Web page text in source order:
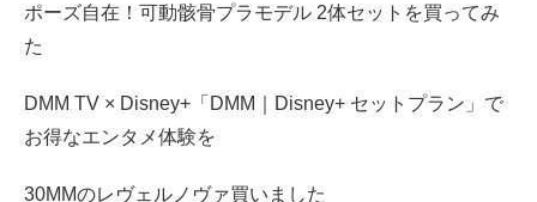
ポーズ自在！可動骸骨プラモデル 2体セットを買ってみ
た
DMM TV × Disney+「DMM｜Disney+ セットプラン」で
お得なエンタメ体験を
30MMのレヴェルノヴァ買いました